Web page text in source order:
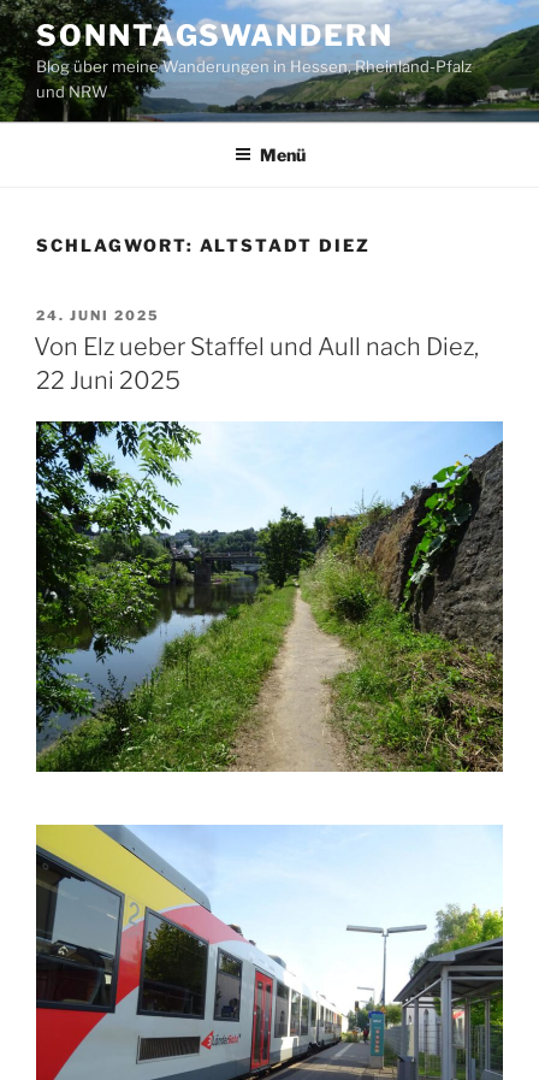
Zum
Inhalt
springen
SONNTAGSWANDERN
Blog über meine Wanderungen in Hessen, Rheinland-Pfalz
und NRW
Menü
SCHLAGWORT: ALTSTADT DIEZ
VERÖFFENTLICHT
AM
24. JUNI 2025
Von Elz ueber Staffel und Aull nach Diez,
22 Juni 2025